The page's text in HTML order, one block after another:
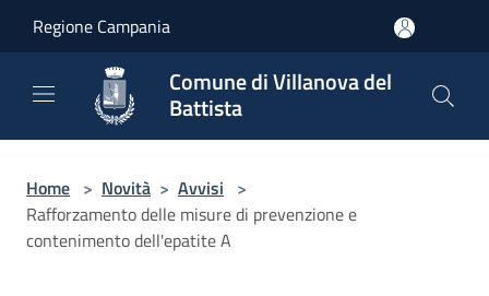
Regione Campania
Comune di Villanova del
Battista
Home > Novità > Avvisi >
Rafforzamento delle misure di prevenzione e
contenimento dell'epatite A